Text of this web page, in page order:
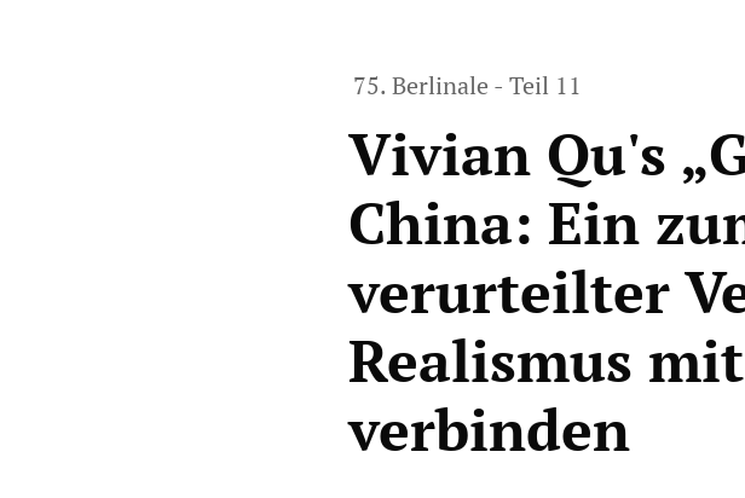
75. Berlinale - Teil 11
Vivian Qu's
China: Ein
verurteilter
Realismus
verbinden